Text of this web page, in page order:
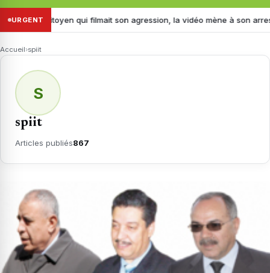
URGENT
la vidéo mène à son arrestation Permis d’études au Canada :
Accueil›spiit
S
spiit
Articles publiés867